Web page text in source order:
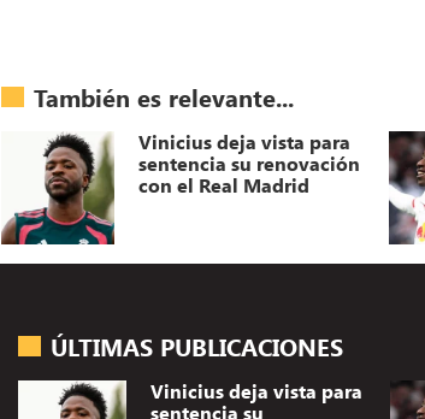
También es relevante...
Vinicius deja vista para
sentencia su renovación
con el Real Madrid
ÚLTIMAS PUBLICACIONES
Vinicius deja vista para
sentencia su